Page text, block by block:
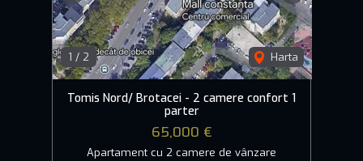
1 / 2 Harta
Tomis Nord/ Brotacei - 2 camere confort 1
parter
65,000 €
Apartament cu 2 camere de vânzare